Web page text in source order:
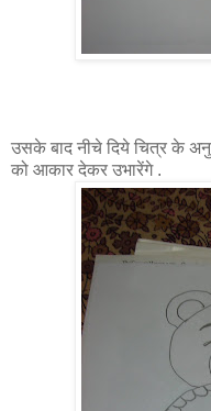
उसके बाद नीचे दिये चित्र के
को आकार देकर उभारेंगे .